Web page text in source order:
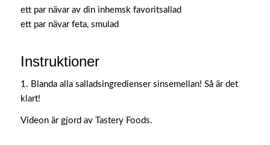
ett par nävar av din inhemsk favoritsallad
ett par nävar feta, smulad
Instruktioner
1. Blanda alla salladsingredienser sinsemellan! Så är det
klart!
Videon är gjord av Tastery Foods.